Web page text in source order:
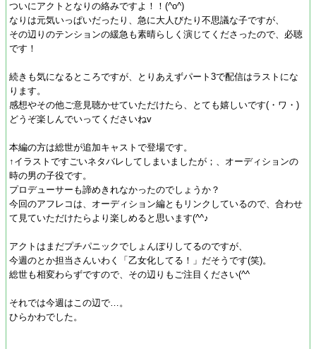
ついにアクトとなりの絡みですよ！！(^o^)
なりは元気いっぱいだったり、急に大人びたり不思議な子ですが、
その辺りのテンションの緩急も素晴らしく演じてくださったので、必聴
です！
続きも気になるところですが、とりあえずパート3で配信はラストにな
ります。
感想やその他ご意見聴かせていただけたら、とても嬉しいです(・ワ・)
どうぞ楽しんでいってくださいねv
本編の方は総世が追加キャストで登場です。
↑イラストですごいネタバレしてしまいましたが；、オーディションの
時の男の子役です。
プロデューサーも諦めきれなかったのでしょうか？
今回のアフレコは、オーディション編ともリンクしているので、合わせ
て見ていただけたらより楽しめると思います(^^♪
アクトはまだプチパニックでしょんぼりしてるのですが、
今週のとか担当さんいわく「乙女化してる！」だそうです(笑)。
総世も相変わらずですので、その辺りもご注目ください(^^ゞ
それでは今週はこの辺で…。
ひらかわでした。